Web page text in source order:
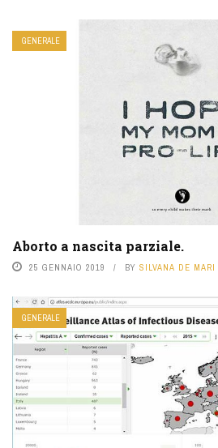
GENERALE
Aborto a nascita parziale.
25 GENNAIO 2019 BY SILVANA DE MARI
GENERALE